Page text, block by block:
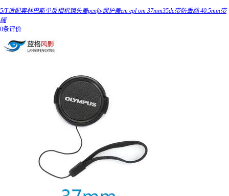
5/T适配奥林巴斯单反相机镜头盖penftv保护盖em epl om 37mm35dc带防丢绳 40.5mm带
绳
0条评价